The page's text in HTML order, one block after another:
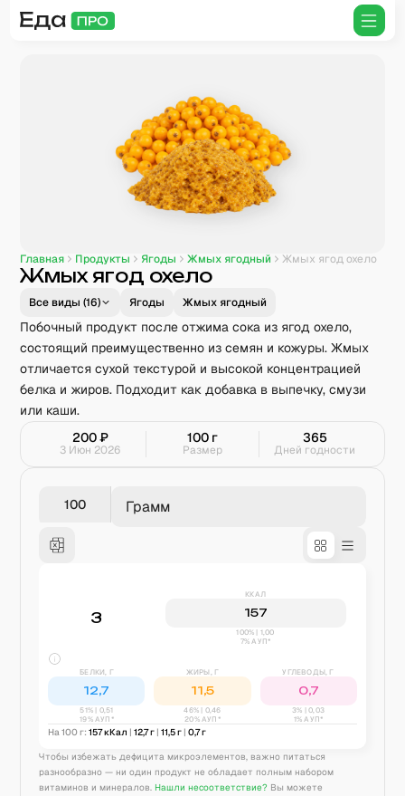
Главная Продукты Ягоды Жмых ягодный Жмых ягод охело
Жмых ягод охело
Все виды (16) Ягоды Жмых ягодный
Побочный продукт после отжима сока из ягод охело,
состоящий преимущественно из семян и кожуры. Жмых
отличается сухой текстурой и высокой концентрацией
белка и жиров. Подходит как добавка в выпечку, смузи
или каши.
200₽
3 Июн 2026
100 г
Размер
365
Дней годности
Грамм
3
ККАЛ
157
100% | 1,00
7% АУП*
БЕЛКИ, Г
12,7
51% | 0,51
19% АУП*
ЖИРЫ, Г
11,5
46% | 0,46
20% АУП*
УГЛЕВОДЫ, Г
0,7
3% |0,03
1% АУП*
На 100 г: 157кКал | 12,7г | 11,5г | 0,7г
Чтобы избежать дефицита микроэлементов, важно питаться
разнообразно — ни один продукт не обладает полным набором
витаминов и минералов. Нашли несоответствие? Вы можете